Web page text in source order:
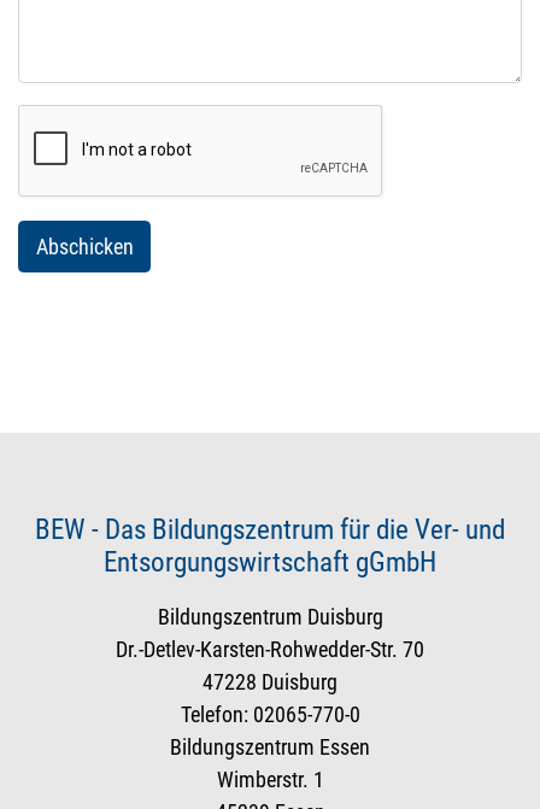
BEW - Das Bildungszentrum für die Ver- und
Entsorgungswirtschaft gGmbH
Bildungszentrum Duisburg
Dr.-Detlev-Karsten-Rohwedder-Str. 70
47228 Duisburg
Telefon: 02065-770-0
Bildungszentrum Essen
Wimberstr. 1